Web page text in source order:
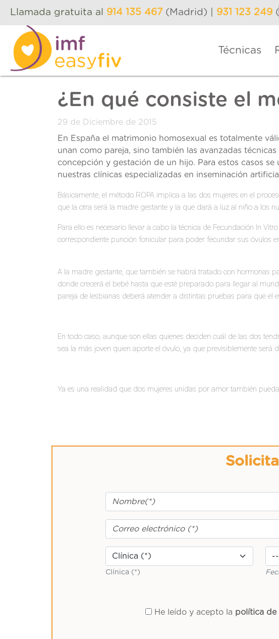
Llamada gratuita al 914 135 467 (Madrid) 931 123 249
Técnicas
¿En qué consiste el
29 de Diciembre de 2015
En España el matrimonio homosexual es totalmente
unan como pareja, sino también las avanzadas
concepción y gestación de un hijo. Para estos casos
nuestras clínicas especializadas en inseminación
Básicamente, el método ROPA implica a las dos mujeres en el
que la otra será la madre gestante y la que dará a luz al niño a los
Para ello es necesario llevar a cabo la técnica de Fecundación In
correspondiente punción fonicular para poder fecundar sus óvulos
A la madre gestante, que también se habrá tratado con hormonas
donde crecerá el bebé hasta que esté preparado para llegar al
pareja de lesbianas deberá atender a distintas pruebas para que el
En todo caso, aunque son ellas quienes deciden cuál de las dos
sea la más joven quien aporte el óvulo, ya que previsiblemente será
Ya es una realidad que dos mujeres unidas por amor también
Clínica (*)
He leído y acepto la política de